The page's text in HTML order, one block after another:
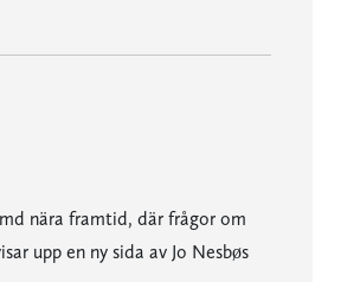
nära framtid, där frågor om
upp en ny sida av Jo Nesbøs